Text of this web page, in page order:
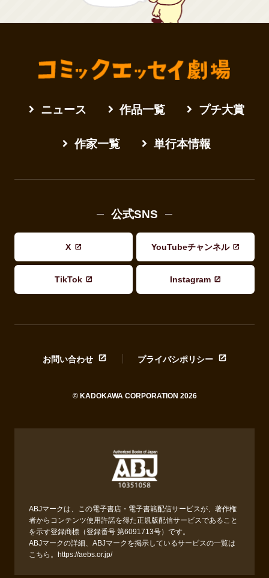
ニュース 作品一覧 プチ大賞
作家一覧 単行本情報
公式SNS
X YouTubeチャンネル
TikTok Instagram
お問い合わせ プライバシポリシー
© KADOKAWA CORPORATION 2026
ABJマークは、この電子書店・電子書籍配信サービスが、著作権
者からコンテンツ使用許諾を得た正規版配信サービスであること
を示す登録商標（登録番号 第6091713号）です。
ABJマークの詳細、ABJマークを掲示しているサービスの一覧は
こちら。
https://aebs.or.jp/